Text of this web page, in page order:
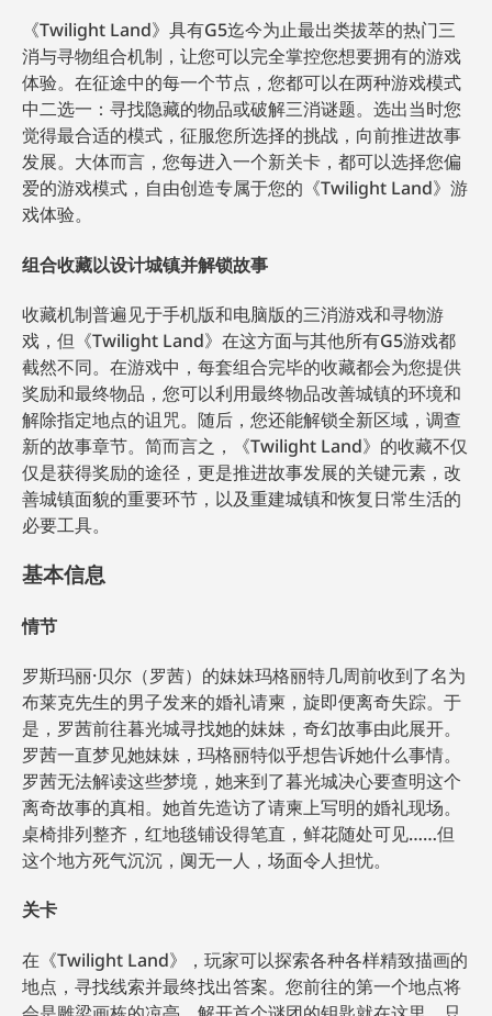
《Twilight Land》具有G5迄今为止最出类拔萃的热门三
消与寻物组合机制，让您可以完全掌控您想要拥有的游戏
体验。在征途中的每一个节点，您都可以在两种游戏模式
中二选一：寻找隐藏的物品或破解三消谜题。选出当时您
觉得最合适的模式，征服您所选择的挑战，向前推进故事
发展。大体而言，您每进入一个新关卡，都可以选择您偏
爱的游戏模式，自由创造专属于您的《Twilight Land》游
戏体验。
组合收藏以设计城镇并解锁故事
收藏机制普遍见于手机版和电脑版的三消游戏和寻物游
戏，但《Twilight Land》在这方面与其他所有G5游戏都
截然不同。在游戏中，每套组合完毕的收藏都会为您提供
奖励和最终物品，您可以利用最终物品改善城镇的环境和
解除指定地点的诅咒。随后，您还能解锁全新区域，调查
新的故事章节。简而言之，《Twilight Land》的收藏不仅
仅是获得奖励的途径，更是推进故事发展的关键元素，改
善城镇面貌的重要环节，以及重建城镇和恢复日常生活的
必要工具。
基本信息
情节
罗斯玛丽·贝尔（罗茜）的妹妹玛格丽特几周前收到了名为
布莱克先生的男子发来的婚礼请柬，旋即便离奇失踪。于
是，罗茜前往暮光城寻找她的妹妹，奇幻故事由此展开。
罗茜一直梦见她妹妹，玛格丽特似乎想告诉她什么事情。
罗茜无法解读这些梦境，她来到了暮光城决心要查明这个
离奇故事的真相。她首先造访了请柬上写明的婚礼现场。
桌椅排列整齐，红地毯铺设得笔直，鲜花随处可见……但
这个地方死气沉沉，阒无一人，场面令人担忧。
关卡
在《Twilight Land》，玩家可以探索各种各样精致描画的
地点，寻找线索并最终找出答案。您前往的第一个地点将